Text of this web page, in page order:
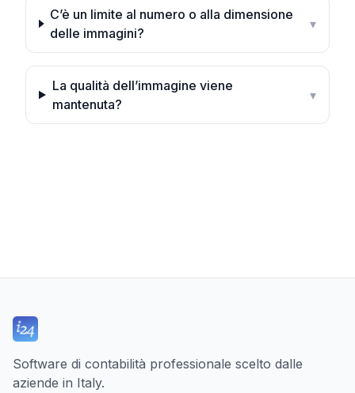
C’è un limite al numero o alla dimensione
delle immagini?
▾
La qualità dell’immagine viene
mantenuta?
▾
Software di contabilità professionale scelto dalle
aziende in Italy.